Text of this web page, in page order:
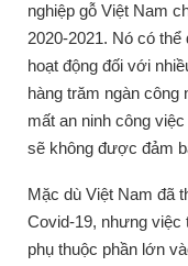
nghiệp gỗ Việt Nam
2020-2021. Nó có thể
hoạt động đối với
hàng trăm ngàn công
mất an ninh công
sẽ không được đảm
Mặc dù Việt Nam đã
Covid-19, nhưng việc
phụ thuộc phần lớn